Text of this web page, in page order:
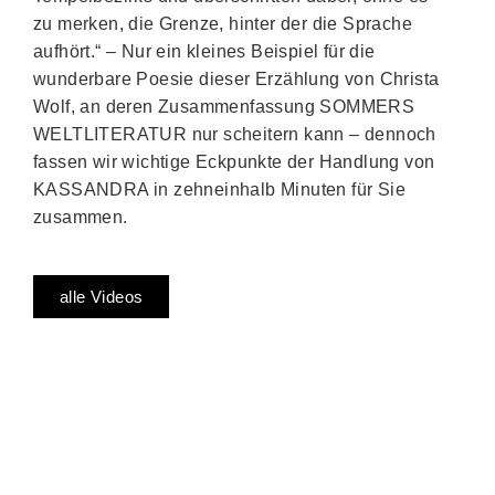
zu merken, die Grenze, hinter der die Sprache
aufhört.“ – Nur ein kleines Beispiel für die
wunderbare Poesie dieser Erzählung von Christa
Wolf, an deren Zusammenfassung SOMMERS
WELTLITERATUR nur scheitern kann – dennoch
fassen wir wichtige Eckpunkte der Handlung von
KASSANDRA in zehneinhalb Minuten für Sie
zusammen.
alle Videos